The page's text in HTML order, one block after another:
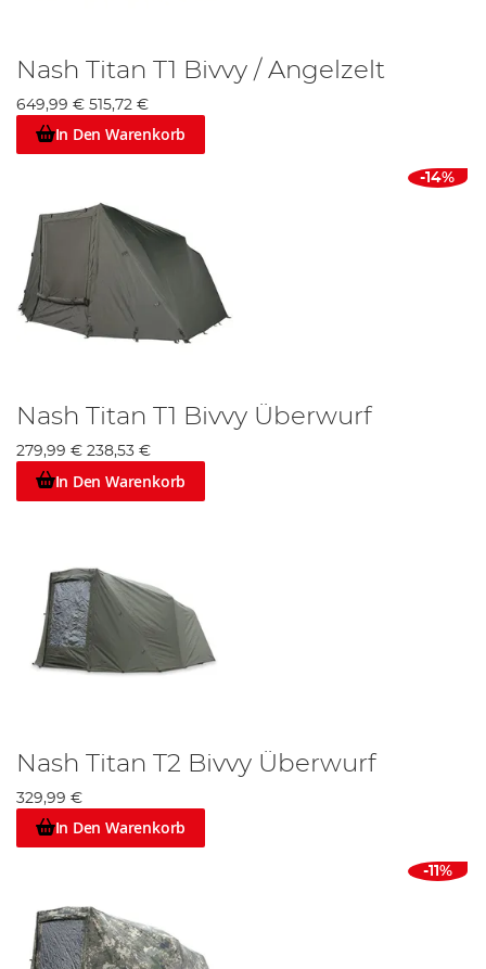
Nash Titan T1 Bivvy / Angelzelt
649,99 € 515,72 €
In Den Warenkorb
-14%
Nash Titan T1 Bivvy Überwurf
279,99 € 238,53 €
In Den Warenkorb
Nash Titan T2 Bivvy Überwurf
329,99 €
In Den Warenkorb
-11%